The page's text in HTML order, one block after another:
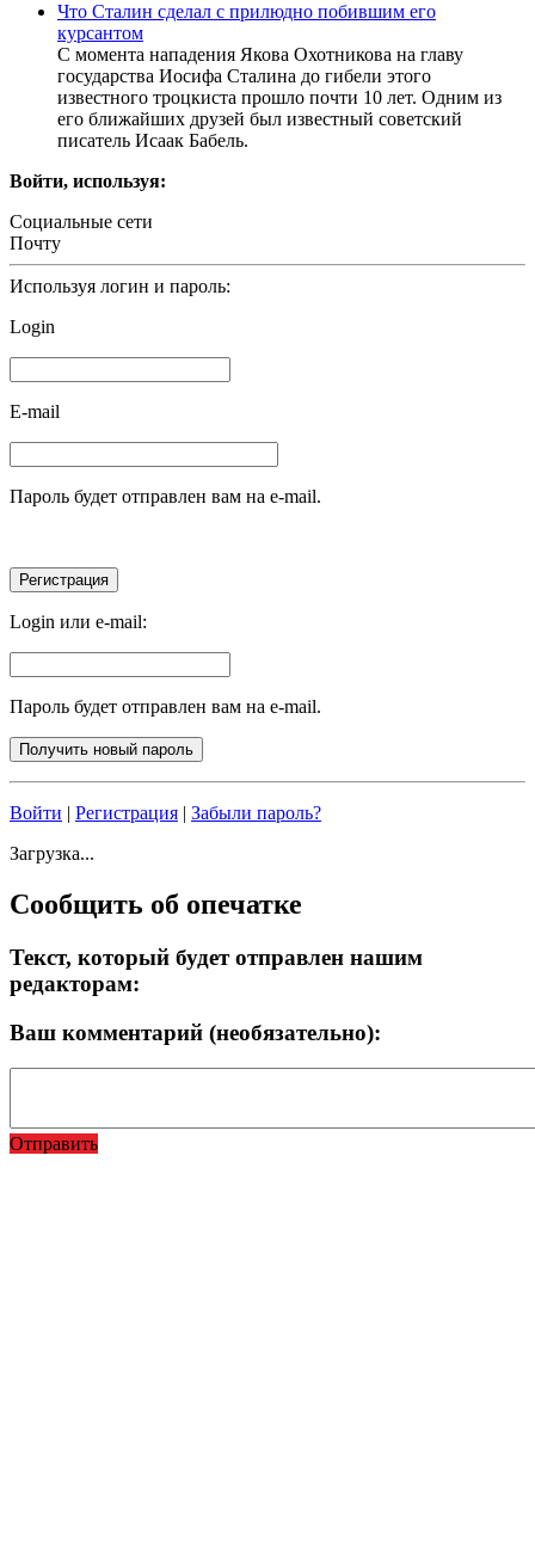
Что Сталин сделал с прилюдно побившим его
курсантом
С момента нападения Якова Охотникова на главу
государства Иосифа Сталина до гибели этого
известного троцкиста прошло почти 10 лет. Одним из
его ближайших друзей был известный советский
писатель Исаак Бабель.
Войти, используя:
Социальные сети
Почту
Используя логин и пароль:
Login
E-mail
Пароль будет отправлен вам на e-mail.
Login или e-mail:
Пароль будет отправлен вам на e-mail.
Войти | Регистрация | Забыли пароль?
Загрузка...
Сообщить об опечатке
Текст, который будет отправлен нашим
редакторам:
Ваш комментарий (необязательно):
Отправить